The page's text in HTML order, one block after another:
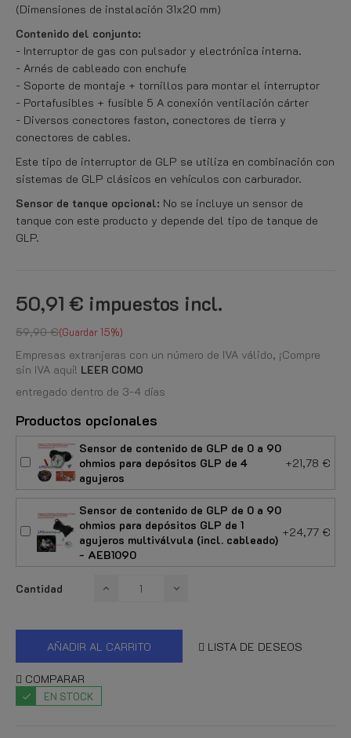
(Dimensiones de instalación 31x20 mm)
Contenido del conjunto:
- Interruptor de gas con pulsador y electrónica interna.
- Arnés de cableado con enchufe
- Soporte de montaje + tornillos para montar el interruptor
- Portafusibles + fusible 5 A conexión ventilación cárter
- Diversos conectores faston, conectores de tierra y
conectores de cables.
Este tipo de interruptor de GLP se utiliza en combinación con
sistemas de GLP clásicos en vehículos con carburador.
Sensor de tanque opcional: No se incluye un sensor de
tanque con este producto y depende del tipo de tanque de
GLP.
50,91 € impuestos incl.
59,90 € Guardar 15%
Empresas extranjeras con un número de IVA válido, ¡Compre
sin IVA aquí! LEER COMO
entregado dentro de 3-4 días
Productos opcionales
Sensor de contenido de GLP de 0 a 90
ohmios para depósitos GLP de 4
agujeros
+21,78 €
Sensor de contenido de GLP de 0 a 90
ohmios para depósitos GLP de 1
agujeros multiválvula (incl. cableado)
- AEB1090
+24,77 €
Cantidad
AÑADIR AL CARRITO LISTA DE DESEOS
COMPARAR
EN STOCK